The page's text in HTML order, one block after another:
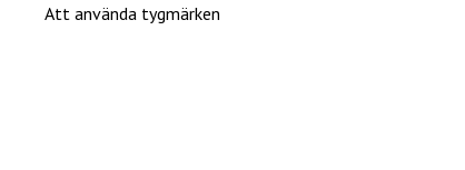
Att använda tygmärken